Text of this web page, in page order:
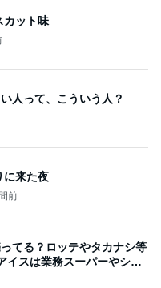
カット味
人って、こういう人？
に来た夜
前
てる？ロッテやタカナシ等
イスは業務スーパーやシャ